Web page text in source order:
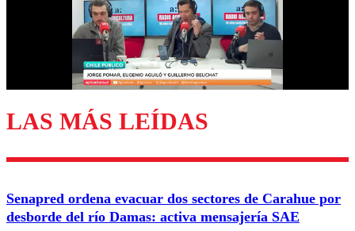
Enviar comentario
LAS MÁS LEÍDAS
Senapred ordena evacuar dos sectores de Carahue por
desborde del río Damas: activa mensajería SAE